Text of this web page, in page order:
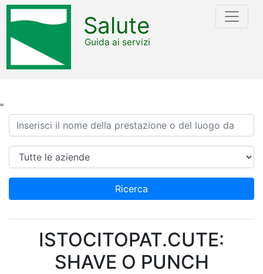
"
Salute
Guida ai servizi
Ricerca
Azienda
Ricerca
ISTOCITOPAT.CUTE:
SHAVE O PUNCH